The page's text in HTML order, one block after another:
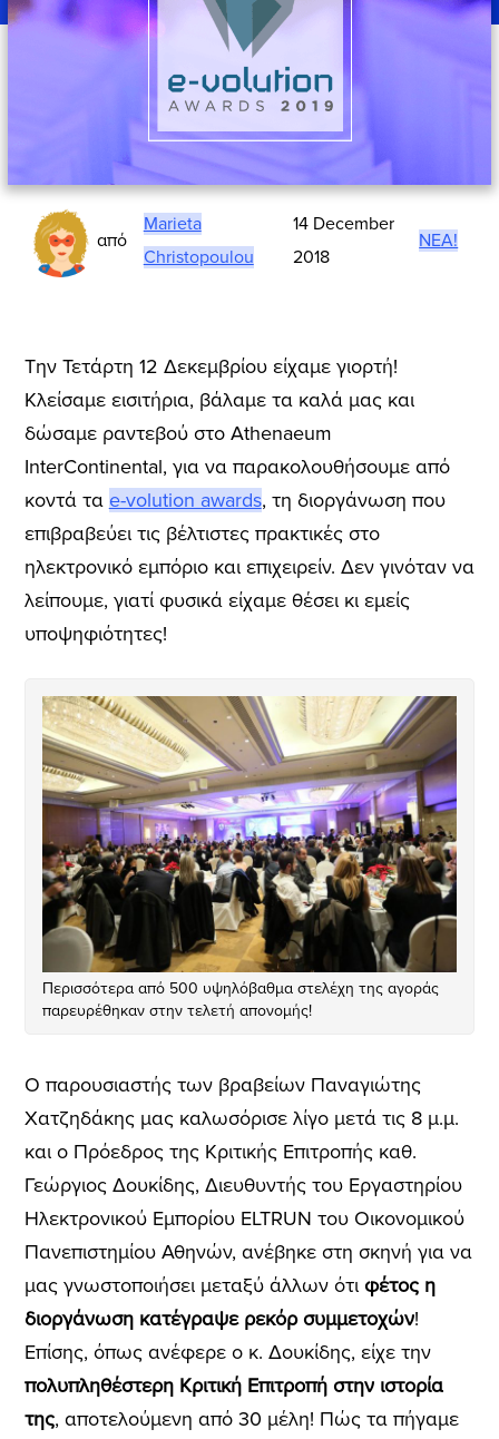
από
Marieta
Christopoulou
14 December
2018
ΝΈΑ!
Την Τετάρτη 12 Δεκεμβρίου είχαμε γιορτή!
Κλείσαμε εισιτήρια, βάλαμε τα καλά μας και
δώσαμε ραντεβού στο Athenaeum
InterContinental, για να παρακολουθήσουμε από
κοντά τα e-volution awards, τη διοργάνωση που
επιβραβεύει τις βέλτιστες πρακτικές στο
ηλεκτρονικό εμπόριο και επιχειρείν. Δεν γινόταν να
λείπουμε, γιατί φυσικά είχαμε θέσει κι εμείς
υποψηφιότητες!
Περισσότερα από 500 υψηλόβαθμα στελέχη της αγοράς
παρευρέθηκαν στην τελετή απονομής!
Ο παρουσιαστής των βραβείων Παναγιώτης
Χατζηδάκης μας καλωσόρισε λίγο μετά τις 8 μ.μ.
και ο Πρόεδρος της Κριτικής Επιτροπής καθ.
Γεώργιος Δουκίδης, Διευθυντής του Εργαστηρίου
Ηλεκτρονικού Εμπορίου ELTRUN του Οικονομικού
Πανεπιστημίου Αθηνών, ανέβηκε στη σκηνή για να
μας γνωστοποιήσει μεταξύ άλλων ότιφέτος η
διοργάνωση κατέγραψε ρεκόρ συμμετοχών!
Επίσης, όπως ανέφερε ο κ. Δουκίδης, είχε την
πολυπληθέστερη Κριτική Επιτροπή στην ιστορία
της, αποτελούμενη από 30 μέλη! Πώς τα πήγαμε